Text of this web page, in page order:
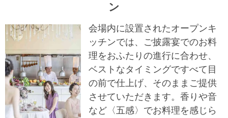
ン
会場内に設置されたオープンキ
ッチンでは、ご披露宴でのお料
理をおふたりの進行に合わせ、
ベストなタイミングですべて目
の前で仕上げ、そのままご提供
させていただきます。香りや音
など〈五感〉でお料理を感じら